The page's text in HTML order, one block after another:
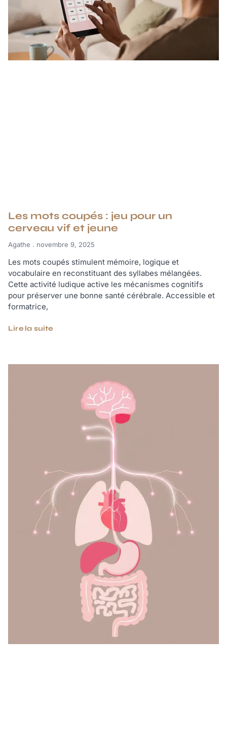
Les mots coupés : jeu pour un
cerveau vif et jeune
Agathe novembre 9, 2025
Les mots coupés stimulent mémoire, logique et
vocabulaire en reconstituant des syllabes mélangées.
Cette activité ludique active les mécanismes cognitifs
pour préserver une bonne santé cérébrale. Accessible et
formatrice,
Lire la suite